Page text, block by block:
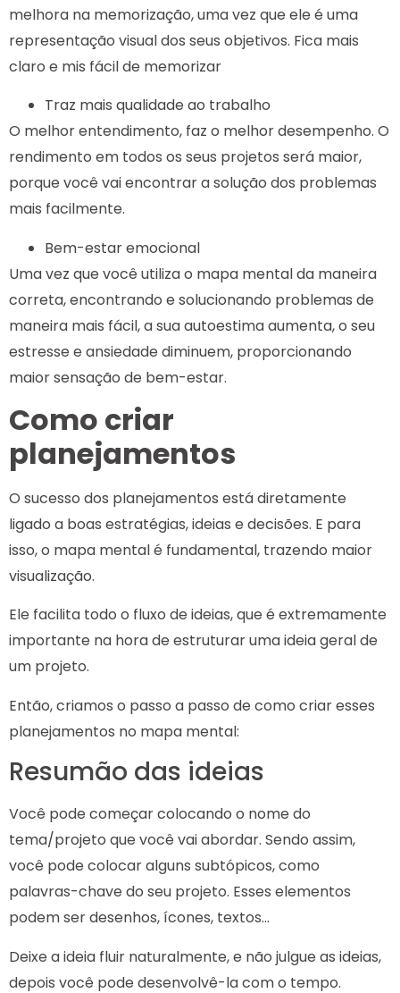
melhora na memorização, uma vez que ele é uma
representação visual dos seus objetivos. Fica mais
claro e mis fácil de memorizar
Traz mais qualidade ao trabalho
O melhor entendimento, faz o melhor desempenho. O
rendimento em todos os seus projetos será maior,
porque você vai encontrar a solução dos problemas
mais facilmente.
Bem-estar emocional
Uma vez que você utiliza o mapa mental da maneira
correta, encontrando e solucionando problemas de
maneira mais fácil, a sua autoestima aumenta, o seu
estresse e ansiedade diminuem, proporcionando
maior sensação de bem-estar.
Como criar
planejamentos
O sucesso dos planejamentos está diretamente
ligado a boas estratégias, ideias e decisões. E para
isso, o mapa mental é fundamental, trazendo maior
visualização.
Ele facilita todo o fluxo de ideias, que é extremamente
importante na hora de estruturar uma ideia geral de
um projeto.
Então, criamos o passo a passo de como criar esses
planejamentos no mapa mental:
Resumão das ideias
Você pode começar colocando o nome do
tema/projeto que você vai abordar. Sendo assim,
você pode colocar alguns subtópicos, como
palavras-chave do seu projeto. Esses elementos
podem ser desenhos, ícones, textos…
Deixe a ideia fluir naturalmente, e não julgue as ideias,
depois você pode desenvolvê-la com o tempo.